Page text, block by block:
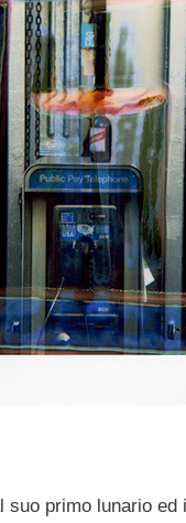
primo lunario